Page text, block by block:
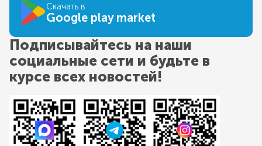
Скачать в
Google play market
Подписывайтесь на наши
социальные сети и будьте в
курсе всех новостей!